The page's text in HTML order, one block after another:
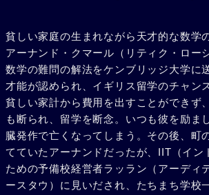
貧しい家庭の生まれながら天才的な数学
アーナンド・クマール（リティク・ロー
数学の難問の解法をケンブリッジ大学に
才能が認められ、イギリス留学のチャン
貧しい家計から費用を出すことができず
も断られ、留学を断念。いつも彼を励ま
臓発作で亡くなってしまう。その後、町
てていたアーナンドだったが、IIT（イン
ための予備校経営者ラッラン（アーディ
ースタウ）に見いだされ、たちまち学校